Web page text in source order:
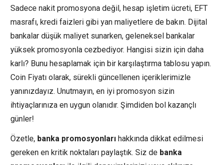
Sadece nakit promosyona değil, hesap işletim ücreti, EFT
masrafı, kredi faizleri gibi yan maliyetlere de bakın. Dijital
bankalar düşük maliyet sunarken, geleneksel bankalar
yüksek promosyonla cezbediyor. Hangisi sizin için daha
karlı? Bunu hesaplamak için bir karşılaştırma tablosu yapın.
Coin Fiyatı olarak, sürekli güncellenen içeriklerimizle
yanınızdayız. Unutmayın, en iyi promosyon sizin
ihtiyaçlarınıza en uygun olanıdır. Şimdiden bol kazançlı
günler!
Özetle, banka promosyonları hakkında dikkat edilmesi
gereken en kritik noktaları paylaştık. Siz de banka